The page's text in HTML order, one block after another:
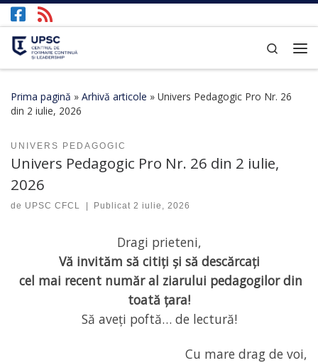
Afișează întregul conținut
Search
Prima pagină » Arhivă articole » Univers Pedagogic Pro Nr. 26
din 2 iulie, 2026
UNIVERS PEDAGOGIC
Univers Pedagogic Pro Nr. 26 din 2 iulie,
2026
de UPSC CFCL Publicat2 iulie, 2026
Dragi prieteni,
Vă invităm să citiți și să descărcați
cel mai recent număr al ziarului pedagogilor din
toată țara!
Să aveți poftă… de lectură!
Cu mare drag de voi,